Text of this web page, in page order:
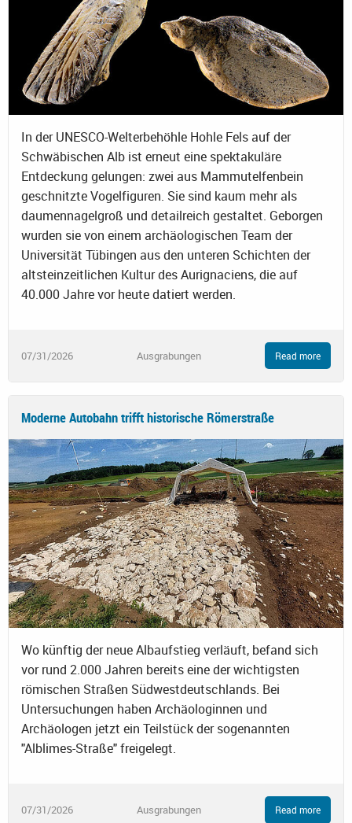
In der UNESCO-Welterbehöhle Hohle Fels auf der
Schwäbischen Alb ist erneut eine spektakuläre
Entdeckung gelungen: zwei aus Mammutelfenbein
geschnitzte Vogelfiguren. Sie sind kaum mehr als
daumennagelgroß und detailreich gestaltet. Geborgen
wurden sie von einem archäologischen Team der
Universität Tübingen aus den unteren Schichten der
altsteinzeitlichen Kultur des Aurignaciens, die auf
40.000 Jahre vor heute datiert werden.
07/31/2026 Ausgrabungen Read more
Moderne Autobahn trifft historische Römerstraße
Wo künftig der neue Albaufstieg verläuft, befand sich
vor rund 2.000 Jahren bereits eine der wichtigsten
römischen Straßen Südwestdeutschlands. Bei
Untersuchungen haben Archäologinnen und
Archäologen jetzt ein Teilstück der sogenannten
"Alblimes-Straße" freigelegt.
07/31/2026 Ausgrabungen Read more